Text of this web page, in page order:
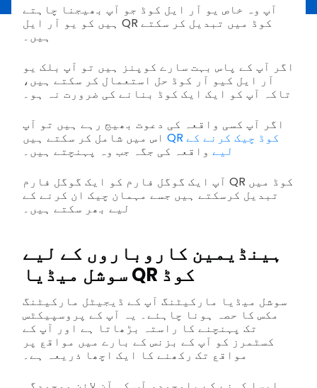
آپ وہ خاص یو آر ایل کوڈ جو آپ بھیجنا چاہتے
ہیں کو یو آر ایل QR کوڈ میں تبدیل کر سکتے
ہیں۔
اگر آپ کے پاس بہت سارے کوپنز ہیں تو آپ بلک یو
آر ایل کیو آر کوڈ حل استعمال کر سکتے ہیں،
تاکہ آپ کو ایک ایک کوڈ بنانے کی ضرورت نہ ہو۔
اگر آپ کسی واقعہ کی دعوت بھیج رہے ہیں تو آپ
QR کوڈ چیک کرنے کے
لیے واقعہ کی جگہ جب وہ پہنچتے ہیں۔
آپ ایک گوگل فارم کو ایک گوگل فارم QR کوڈ میں
تبدیل کرسکتے ہیں جسے مہمان چیک ان کرنے کے
لیے بھر سکتے ہیں۔
ہینڈیمین کاروباروں کے لیے
سوشل میڈیا QR کوڈ
سوشل میڈیا مارکیٹنگ آپ کے ڈیجیٹل مارکیٹنگ
مکس کا حصہ ہونا چاہئے۔ یہ آپ کے پروسپیکٹس
تک پہنچنے کا راستہ بڑھاتا ہے اور آپ کے
کسٹمرز کو آپ کے بزنس کے بارے میں مواقع پر
مواقع تک رکھنے کا ایک اچھا ذریعہ ہے۔